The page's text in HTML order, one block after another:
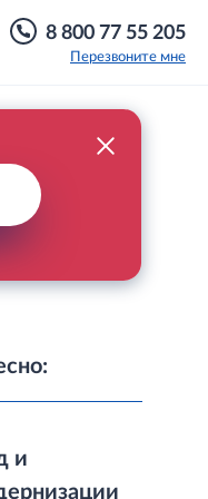
8 800 77 55 205
Перезвоните мне
и